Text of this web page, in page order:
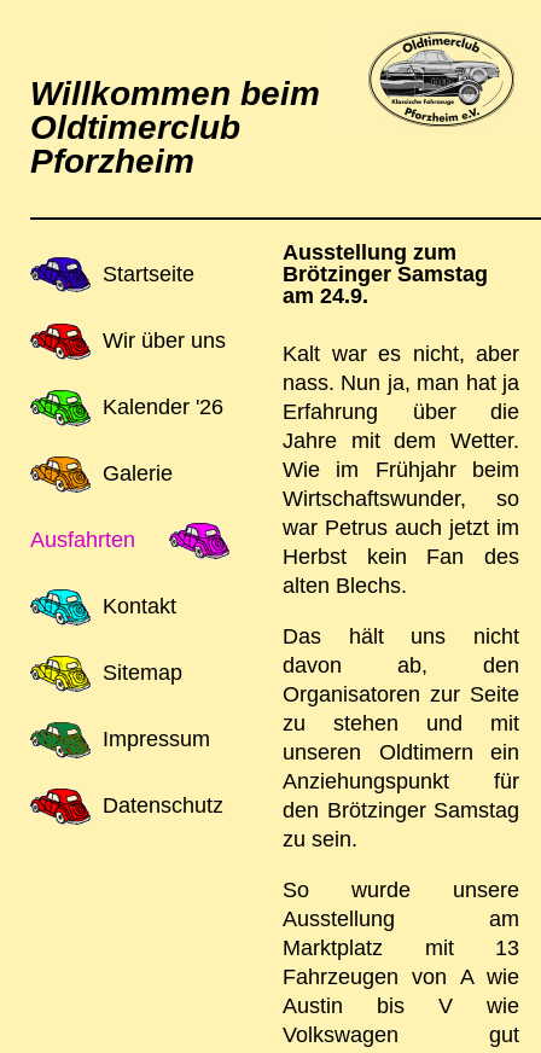
Willkommen beim
Oldtimerclub
Pforzheim
Ausstellung zum
Brötzinger Samstag
am 24.9.
Kalt war es nicht, aber
nass. Nun ja, man hat ja
Erfahrung über die
Jahre mit dem Wetter.
Wie im Frühjahr beim
Wirtschaftswunder, so
war Petrus auch jetzt im
Herbst kein Fan des
alten Blechs.
Das hält uns nicht
davon ab, den
Organisatoren zur Seite
zu stehen und mit
unseren Oldtimern ein
Anziehungspunkt für
den Brötzinger Samstag
zu sein.
So wurde unsere
Ausstellung am
Marktplatz mit 13
Fahrzeugen von A wie
Austin bis V wie
Volkswagen gut
Navigation
Startseite
Wir über uns
Kalender '26
Galerie
Ausfahrten
Kontakt
Sitemap
Impressum
Datenschutz